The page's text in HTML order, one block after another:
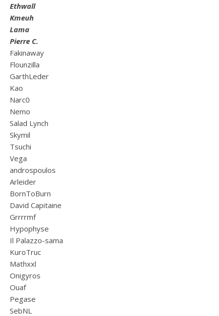
Ethwall
Kmeuh
Lama
Pierre C.
Fakinaway
Flounzilla
GarthLeder
Kao
Narc0
Nemo
Salad Lynch
Skymil
Tsuchi
Vega
androspoulos
Arleider
BornToBurn
David Capitaine
Grrrrmf
Hypophyse
Il Palazzo-sama
KuroTruc
Mathxxl
Onigyros
Ouaf
Pegase
SebNL